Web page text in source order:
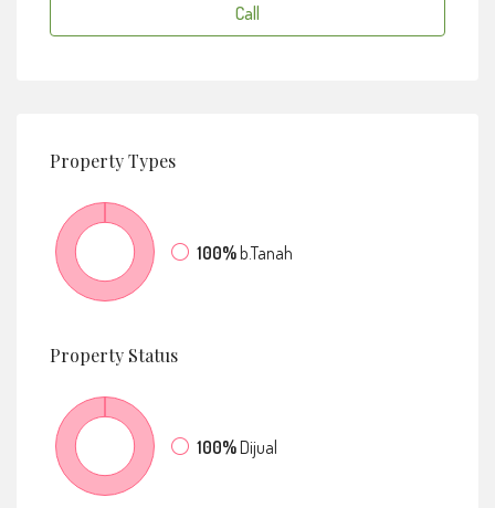
Call
PropertyTypes
100%b.Tanah
Property Status
100%Dijual